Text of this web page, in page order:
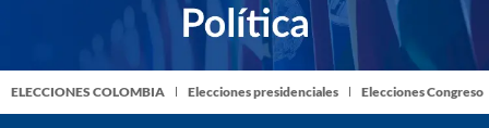
ELECCIONES COLOMBIA Elecciones presidenciales Elecciones Congreso